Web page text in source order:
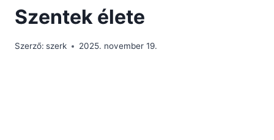
Szentek élete
Szerző: szerk 2025. november 19.